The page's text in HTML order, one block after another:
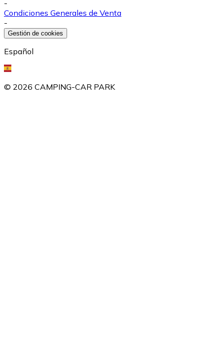
-
Condiciones Generales de Venta
-
Gestión de cookies
Español
© 2026 CAMPING-CAR PARK